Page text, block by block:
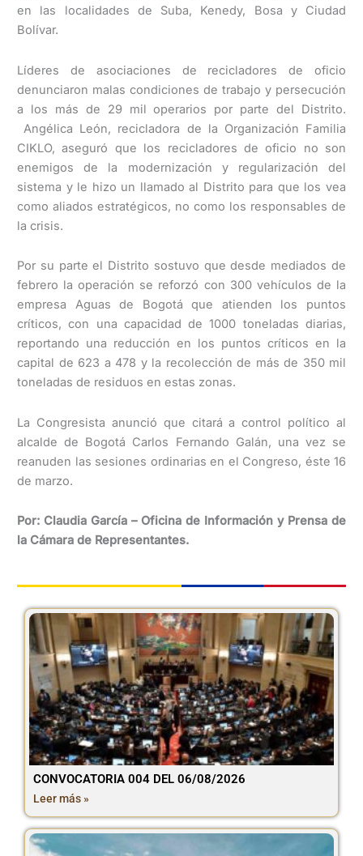
en las localidades de Suba, Kenedy, Bosa y Ciudad
Bolívar.
Líderes de asociaciones de recicladores de oficio
denunciaron malas condiciones de trabajo y persecución
a los más de 29 mil operarios por parte del Distrito.
Angélica León, recicladora de la Organización Familia
CIKLO, aseguró que los recicladores de oficio no son
enemigos de la modernización y regularización del
sistema y le hizo un llamado al Distrito para que los vea
como aliados estratégicos, no como los responsables de
la crisis.
Por su parte el Distrito sostuvo que desde mediados de
febrero la operación se reforzó con 300 vehículos de la
empresa Aguas de Bogotá que atienden los puntos
críticos, con una capacidad de 1000 toneladas diarias,
reportando una reducción en los puntos críticos en la
capital de 623 a 478 y la recolección de más de 350 mil
toneladas de residuos en estas zonas.
La Congresista anunció que citará a control político al
alcalde de Bogotá Carlos Fernando Galán, una vez se
reanuden las sesiones ordinarias en el Congreso, éste 16
de marzo.
Por: Claudia García – Oficina de Información y Prensa de
la Cámara de Representantes.
CONVOCATORIA 004 DEL 06/08/2026
Leer más »